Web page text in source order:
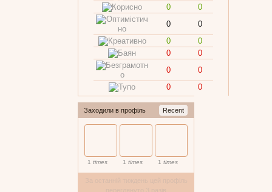
0
0
0
0
0
0
0
0
0
0
0
0
Заходили в профіль Recent
1 times 1 times 1 times